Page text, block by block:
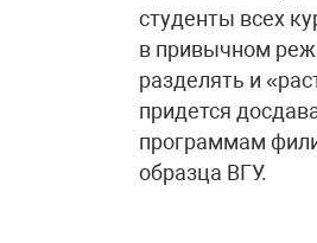
студенты всех
в привычном
разделять и
придется
программам
образца ВГУ.